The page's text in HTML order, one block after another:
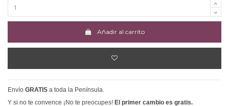
Añadir al carrito
Envío GRATIS a toda la Península.
Y si no te convence ¡No te preocupes! El primer cambio es gratis.